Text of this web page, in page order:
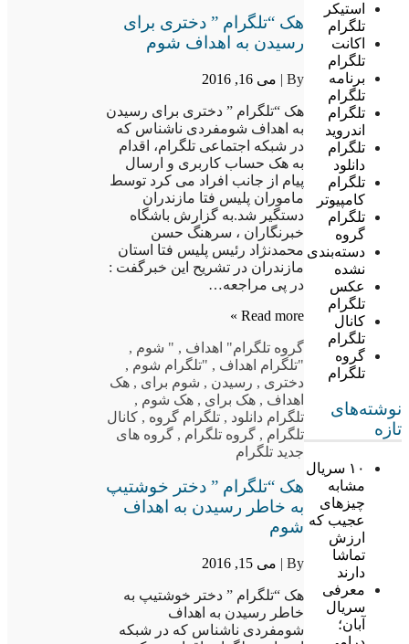
استیکر
تلگرام
اکانت
تلگرام
برنامه
تلگرام
تلگرام
اندروید
تلگرام
دانلود
تلگرام
کامپیوتر
تلگرام
گروه
دسته‌بندی
نشده
عکس
تلگرام
کانال
تلگرام
گروه
تلگرام
نوشته‌های
تازه
۱۰ سریال
مشابه
چیزهای
عجیب که
ارزش
تماشا
دارند
معرفی
سریال
آبان؛
هک “تلگرام ” دختری برای
رسیدن به اهداف شوم
By | می 16, 2016
هک “تلگرام ” دختری برای رسیدن
به اهداف شومفردی ناشناس که
در شبکه اجتماعی تلگرام، اقدام
به هک حساب کاربری و ارسال
پیام از جانب افراد می کرد توسط
ماموران پلیس فتا مازندران
دستگیر شد.به گزارش باشگاه
خبرنگاران ، سرهنگ حسن
محمدنژاد رئیس پلیس فتا استان
مازندران در تشریح این خبرگفت :
در پی مراجعه…
Read more »
گروه تلگرام" اهداف , " شوم ,
"تلگرام اهداف , "تلگرام شوم ,
دختری , رسیدن , شوم برای , هک
اهداف , هک برای , هک شوم ,
تلگرام دانلود , تلگرام گروه , کانال
تلگرام , گروه تلگرام , گروه های
جدید تلگرام
هک “تلگرام ” دختر خوشتیپ
به خاطر رسیدن به اهداف
شوم
By | می 15, 2016
هک “تلگرام ” دختر خوشتیپ به
خاطر رسیدن به اهداف
شومفردی ناشناس که در شبکه